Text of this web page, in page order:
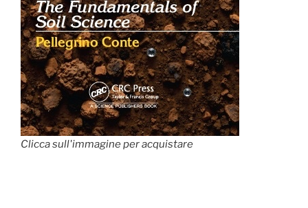
Clicca sull'immagine per acquistare